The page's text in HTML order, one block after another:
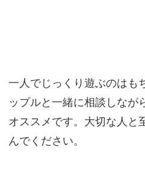
一人でじっくり遊ぶのはも
ップルと一緒に相談しなが
オススメです。大切な人と
んでください。